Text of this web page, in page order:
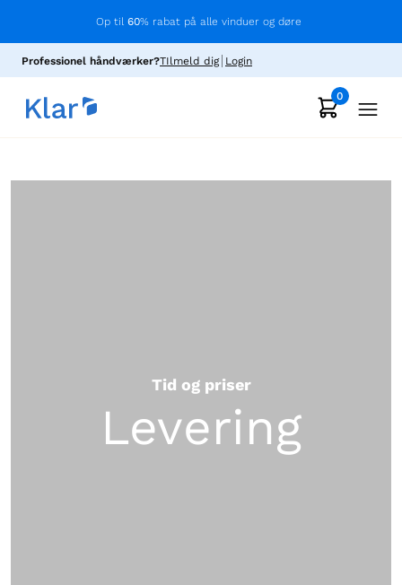
Op til 60% rabat på alle vinduer og døre
Professionel håndværker?TIlmeld dig Login
0
Tid og priser
Levering